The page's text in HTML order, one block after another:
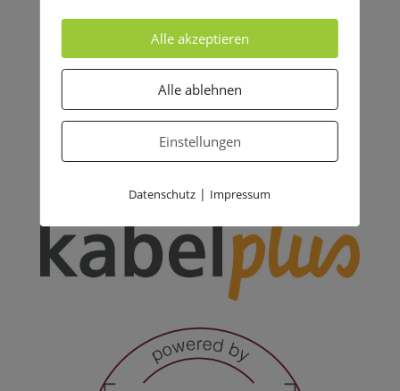
Alle akzeptieren
Alle ablehnen
Einstellungen
Datenschutz | Impressum